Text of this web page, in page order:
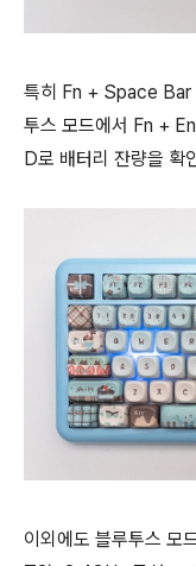
특히 Fn + Space Bar
투스 모드에서 Fn +
D로 배터리 잔량을 확
이외에도 블루투스